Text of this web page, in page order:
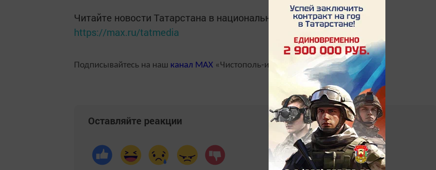
Читайте новости Татарстана в национальном мессенджере MАХ:
https://max.ru/tatmedia
Подписывайтесь на наш канал MAX «Чистополь-информ»
Оставляйте реакции